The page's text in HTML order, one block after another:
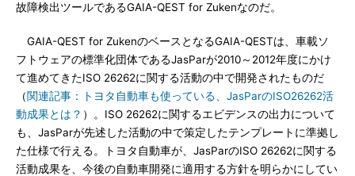
故障検出ツールであるGAIA-QEST for Zukenなのだ。
GAIA-QEST for ZukenのベースとなるGAIA-QESTは、車載ソ
フトウェアの標準化団体であるJasParが2010～2012年度にかけ
て進めてきたISO 26262に関する活動の中で開発されたものだ
（関連記事：トヨタ自動車も使っている、JasParのISO26262活
動成果とは？ ）。ISO 26262に関するエビデンスの出力について
も、JasParが先述した活動の中で策定したテンプレートに準拠し
た仕様で行える。トヨタ自動車が、JasParのISO 26262に関する
活動成果を、今後の自動車開発に適用する方針を明らかにしてい